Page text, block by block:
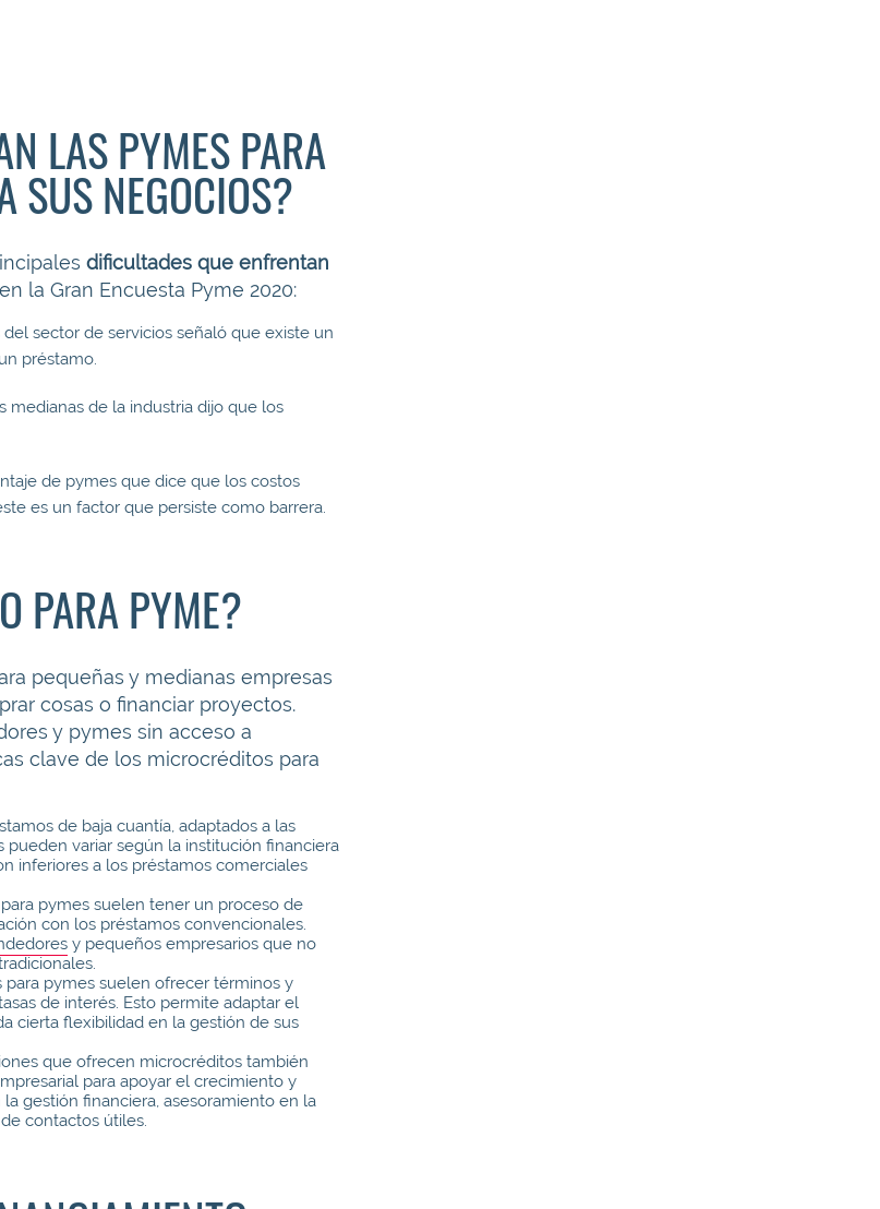
LAS PYMES PARA
SUS NEGOCIOS?
dificultades que enfrentan
la Gran Encuesta Pyme 2020:
del sector de servicios señaló que existe un
préstamo.
medianas de la industria dijo que los
de pymes que dice que los costos
es un factor que persiste como barrera.
PARA PYME?
pequeñas y medianas empresas
cosas o financiar proyectos.
y pymes sin acceso a
clave de los microcréditos para
de baja cuantía, adaptados a las
variar según la institución financiera
inferiores a los préstamos comerciales
pymes suelen tener un proceso de
con los préstamos convencionales.
y pequeños empresarios que no
para pymes suelen ofrecer términos y
de interés. Esto permite adaptar el
cierta flexibilidad en la gestión de sus
que ofrecen microcréditos también
para apoyar el crecimiento y
gestión financiera, asesoramiento en la
contactos útiles.